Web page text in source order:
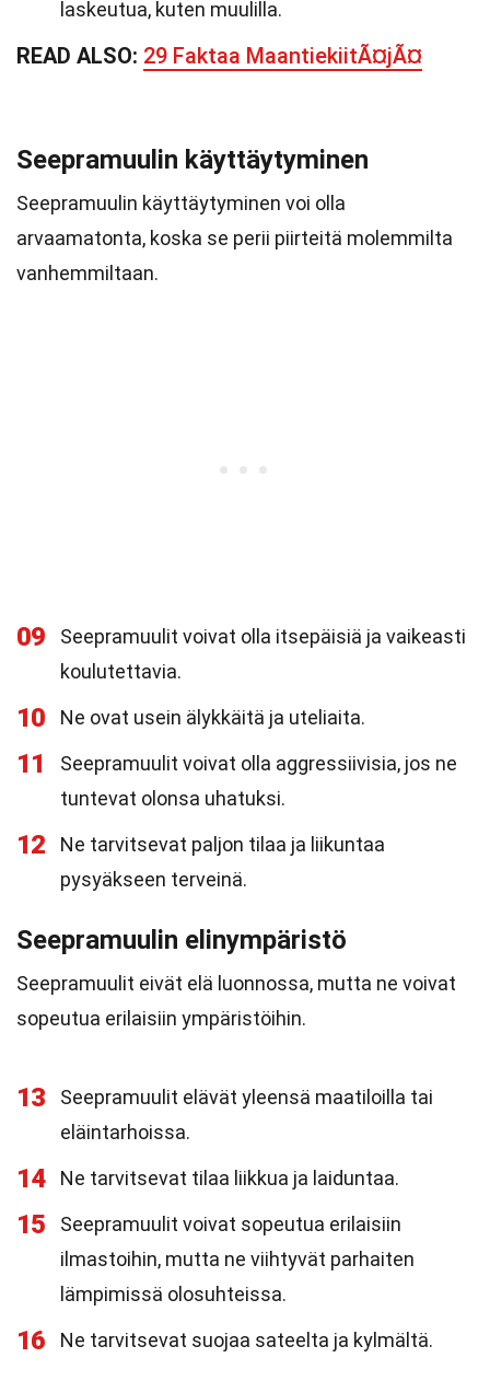
laskeutua, kuten muulilla.
READ ALSO: 29 Faktaa MaantiekiitÃ¤jÃ¤
Seepramuulin käyttäytyminen
Seepramuulin käyttäytyminen voi olla
arvaamatonta, koska se perii piirteitä molemmilta
vanhemmiltaan.
09
Seepramuulit voivat olla itsepäisiä ja vaikeasti
koulutettavia.
10 Ne ovat usein älykkäitä ja uteliaita.
11
Seepramuulit voivat olla aggressiivisia, jos ne
tuntevat olonsa uhatuksi.
12
Ne tarvitsevat paljon tilaa ja liikuntaa
pysyäkseen terveinä.
Seepramuulin elinympäristö
Seepramuulit eivät elä luonnossa, mutta ne voivat
sopeutua erilaisiin ympäristöihin.
13
Seepramuulit elävät yleensä maatiloilla tai
eläintarhoissa.
14 Ne tarvitsevat tilaa liikkua ja laiduntaa.
15
Seepramuulit voivat sopeutua erilaisiin
ilmastoihin, mutta ne viihtyvät parhaiten
lämpimissä olosuhteissa.
16 Ne tarvitsevat suojaa sateelta ja kylmältä.